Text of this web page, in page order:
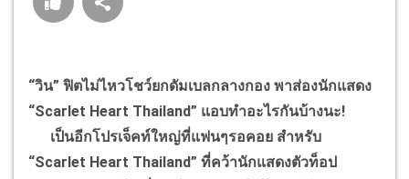
“วิน” ฟิตไม่ไหวโชว์ยกดัมเบลกลางกอง พาส่องนักแสดง
“Scarlet Heart Thailand” แอบทำอะไรกันบ้างนะ!
เป็นอีกโปรเจ็คท์ใหญ่ที่แฟนๆรอคอย สำหรับ
“Scarlet Heart Thailand” ที่คว้านักแสดงตัวท็อป